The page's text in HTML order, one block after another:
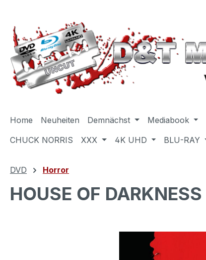
Home Neuheiten Demnächst Mediabook
CHUCK NORRIS
XXX 4K UHD BLU-RAY
DVD Horror
HOUSE OF DARKNESS